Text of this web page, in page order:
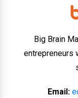
Big Brain
entrepreneurs
Email: